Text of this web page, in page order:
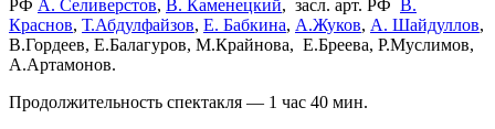
РФ А. Селиверстов, В. Каменецкий, засл. арт. РФ
В.
Краснов, Т.Абдулфайзов, Е. Бабкина, А.Жуков, А. Шайдуллов,
В.Гордеев, Е.Балагуров, М.Крайнова, Е.Бреева, Р.Муслимов,
А.Артамонов.
Продолжительность спектакля — 1 час 40 мин.